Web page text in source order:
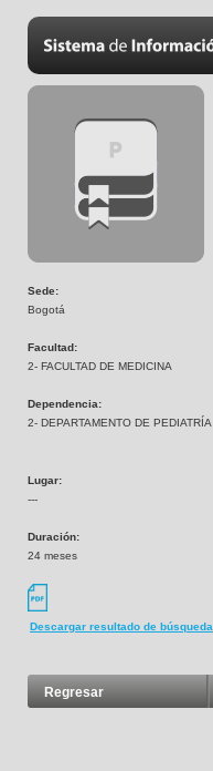
Sede:
Bogotá
Facultad:
2- FACULTAD DE MEDICINA
Dependencia:
2- DEPARTAMENTO DE PEDIATRÍA
Lugar:
---
Duración:
24 meses
Descargar resultado de búsqueda
Regresar